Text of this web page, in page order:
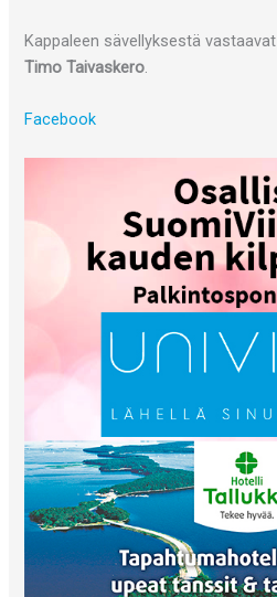
Kappaleen sävellyksestä vastaavat
Timo Taivaskero.
Facebook